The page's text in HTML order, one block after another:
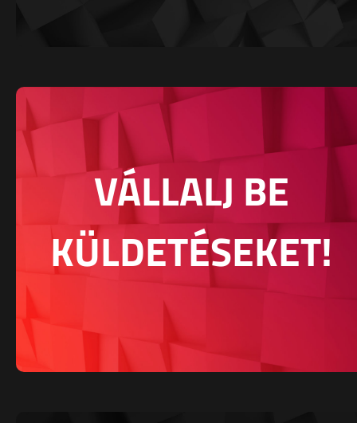
VÁLLALJ BE
KÜLDETÉSEKET!